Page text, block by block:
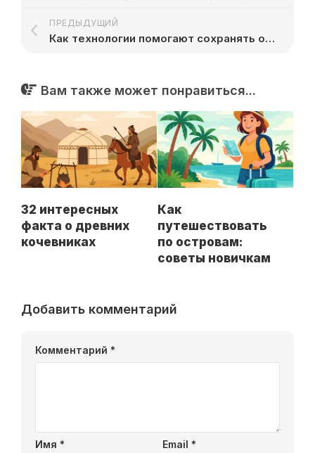
ПРЕДЫДУЩИЙ
Как технологии помогают сохранять окружающую среду
Вам также может понравиться...
32 интересных
факта о древних
кочевниках
Как
путешествовать
по островам:
советы новичкам
Добавить комментарий
Комментарий *
Имя * Email *